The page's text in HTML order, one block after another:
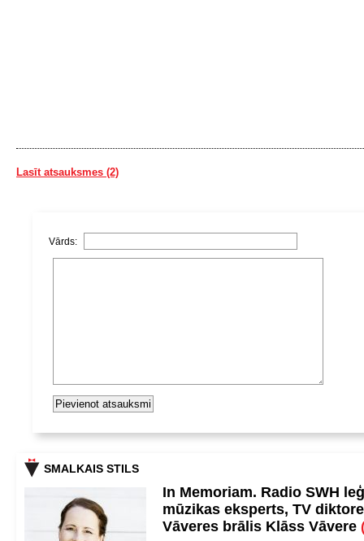
Lasīt atsauksmes (2)
Vārds:
SMALKAIS STILS
In Memoriam. Radio SWH
mūzikas eksperts, TV
Vāveres brālis Klāss Vāvere